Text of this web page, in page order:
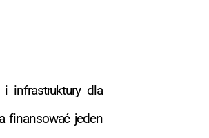
infrastruktury dla
finansować jeden